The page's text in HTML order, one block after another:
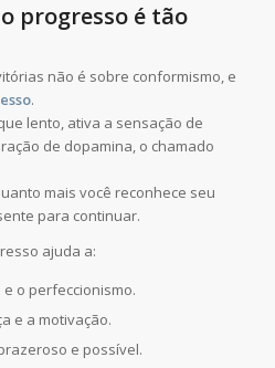
progresso é tão
não é sobre conformismo, e
.
lento, ativa a sensação de
de dopamina, o chamado
mais você reconhece seu
para continuar.
ajuda a:
o perfeccionismo.
e a motivação.
e possível.